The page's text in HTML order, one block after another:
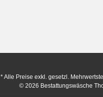
* Alle Preise exkl. gesetzl.
© 2026 Bestattungswäsche